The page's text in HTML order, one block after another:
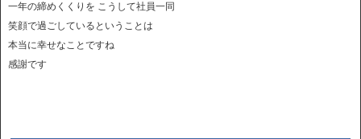
一年の締めくくりを こうして社員一同
笑顔で過ごしているということは
本当に幸せなことですね
感謝です